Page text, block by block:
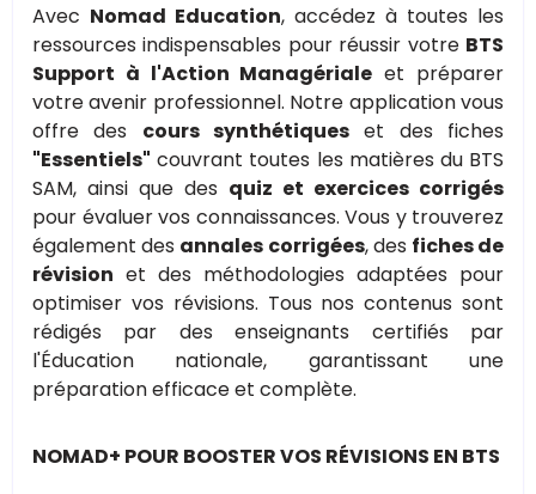
Avec Nomad Education, accédez à toutes les
ressources indispensables pour réussir votre BTS
Support à l'Action Managériale et préparer
votre avenir professionnel. Notre application vous
offre des cours synthétiques et des fiches
"Essentiels" couvrant toutes les matières du BTS
SAM, ainsi que des quiz et exercices corrigés
pour évaluer vos connaissances. Vous y trouverez
également des annales corrigées, des fiches de
révision et des méthodologies adaptées pour
optimiser vos révisions. Tous nos contenus sont
rédigés par des enseignants certifiés par
l'Éducation nationale, garantissant une
préparation efficace et complète.
NOMAD+ POUR BOOSTER VOS RÉVISIONS EN BTS